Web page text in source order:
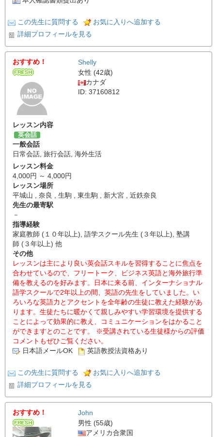
この先生に質問する
お気に入りへ追加する
詳細プロフィールを見る
おすすめ！
Shelly
女性 (42歳)
カナダ
ID: 37160812
レッスン内容
英会話
一般会話
日常会話, 旅行会話, 海外生活
レッスン料金
4,000円 ～ 4,000円
レッスン場所
平城山 , 奈良 , 生駒 , 東生駒 , 新大宮 , 近鉄奈良
先生の最寄駅
－
指導経験
家庭教師 (１０年以上), 語学スクール先生 (３年以上), 塾講
師 (３年以上) 他
その他
レッスンは主により良い英会話スキルを習得することに焦点を
合わせているので、フリートーク、ビジネス英語と海外旅行準
備を教えるのを好みます。日本に来る前、インターナショナル
語学スクールで2年以上の間、英語の先生をしていました。い
ろいろな英語力とアクセントを全年齢の生徒に教えた経験があ
ります。生徒たちに暖かくて親しみやすい学習環境を提供する
ことによって効果的に教え、コミュニケーションをはかること
ができますとのことです。 ※受講されている生徒様からの評価
コメントもぜひご覧ください。
日本語メールOK
英語教授法資格あり
この先生に質問する
お気に入りへ追加する
詳細プロフィールを見る
おすすめ！
John
男性 (55歳)
アメリカ合衆国